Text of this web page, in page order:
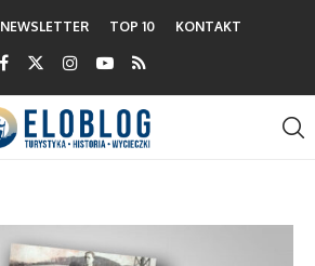
NEWSLETTER TOP 10 KONTAKT